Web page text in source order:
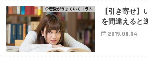
◇恋愛がうまくいくコラム
【引き寄せ
を間違えると
2019.08.04